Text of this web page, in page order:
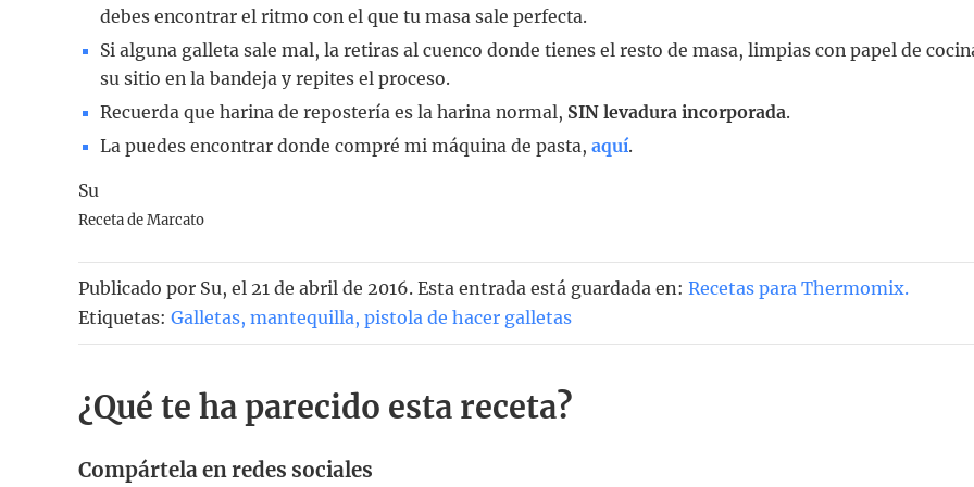
debes encontrar el ritmo con el que tu masa sale perfecta.
Si alguna galleta sale mal, la retiras al cuenco donde tienes el resto de masa, limpias con papel de
su sitio en la bandeja y repites el proceso.
Recuerda que harina de repostería es la harina normal, SIN levadura incorporada.
La puedes encontrar donde compré mi máquina de pasta, aquí.
Su
Receta de Marcato
Publicado por Su, el 21 de abril de 2016. Esta entrada está guardada en: Recetas para Thermomix.
Etiquetas: Galletas, mantequilla, pistola de hacer galletas
¿Qué te ha parecido esta receta?
Compártela en redes sociales